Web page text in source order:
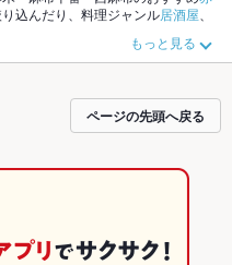
込んだり、料理ジャンル居酒屋
ーポンはもちろん、とっておきの
最新情報をご紹介しているので安
パーティーにもお得に便利にホッ
もっと見る
ページの先頭へ戻る